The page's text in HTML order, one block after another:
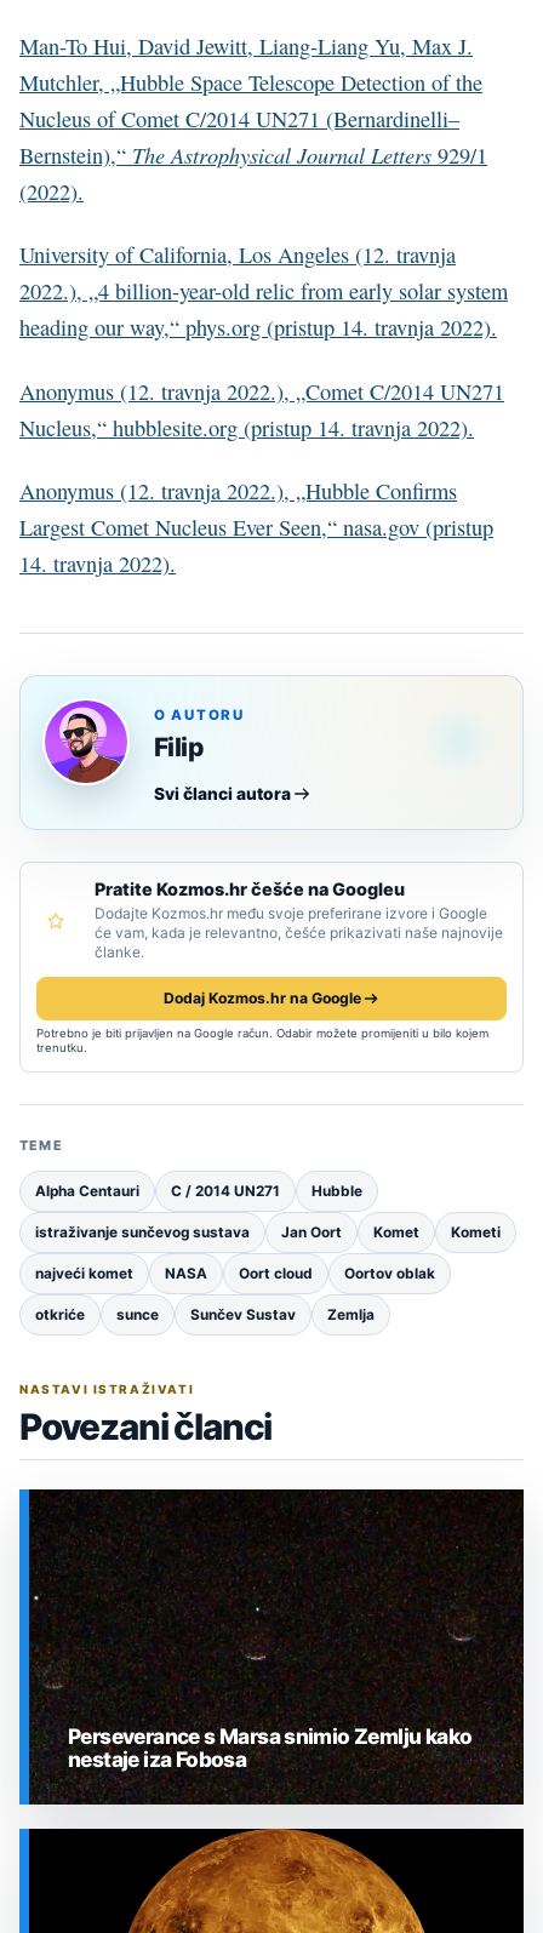
Man-To Hui, David Jewitt, Liang-Liang Yu, Max J.
Mutchler, „Hubble Space Telescope Detection of the
Nucleus of Comet C/2014 UN271 (Bernardinelli–
Bernstein),“ The Astrophysical Journal Letters 929/1
(2022).
University of California, Los Angeles (12. travnja
2022.), „4 billion-year-old relic from early solar system
heading our way,“ phys.org (pristup 14. travnja 2022).
Anonymus (12. travnja 2022.), „Comet C/2014 UN271
Nucleus,“ hubblesite.org (pristup 14. travnja 2022).
Anonymus (12. travnja 2022.), „Hubble Confirms
Largest Comet Nucleus Ever Seen,“ nasa.gov (pristup
14. travnja 2022).
O AUTORU
Filip
Svi članci autora
Pratite Kozmos.hr češće na Googleu
Dodajte Kozmos.hr među svoje preferirane izvore i Google
će vam, kada je relevantno, češće prikazivati naše najnovije
članke.
Dodaj Kozmos.hr na Google
Potrebno je biti prijavljen na Google račun. Odabir možete promijeniti u bilo kojem
trenutku.
TEME
Alpha Centauri C / 2014 UN271 Hubble
istraživanje sunčevog sustava Jan Oort Komet Kometi
najveći komet NASA Oort cloud Oortov oblak
otkriće sunce Sunčev Sustav Zemlja
NASTAVI ISTRAŽIVATI
Povezani članci
Perseverance s Marsa snimio Zemlju kako
nestaje iza Fobosa